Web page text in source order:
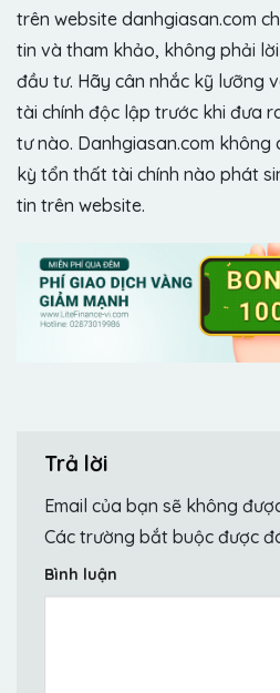
trên website danhgiasan.com
tin và tham khảo, không phải
đầu tư. Hãy cân nhắc kỹ lưỡng
tài chính độc lập trước khi đưa
tư nào. Danhgiasan.com không
kỳ tổn thất tài chính nào phát
tin trên website.
Trả lời
Email của bạn sẽ không
Các trường bắt buộc được
Bình luận